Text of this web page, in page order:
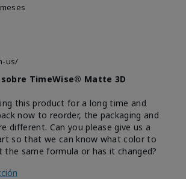
us/
TimeWise® Matte 3D
this product for a long time and
now to reorder, the packaging and
different. Can you please give us a
so that we can know what color to
the same formula or has it changed?